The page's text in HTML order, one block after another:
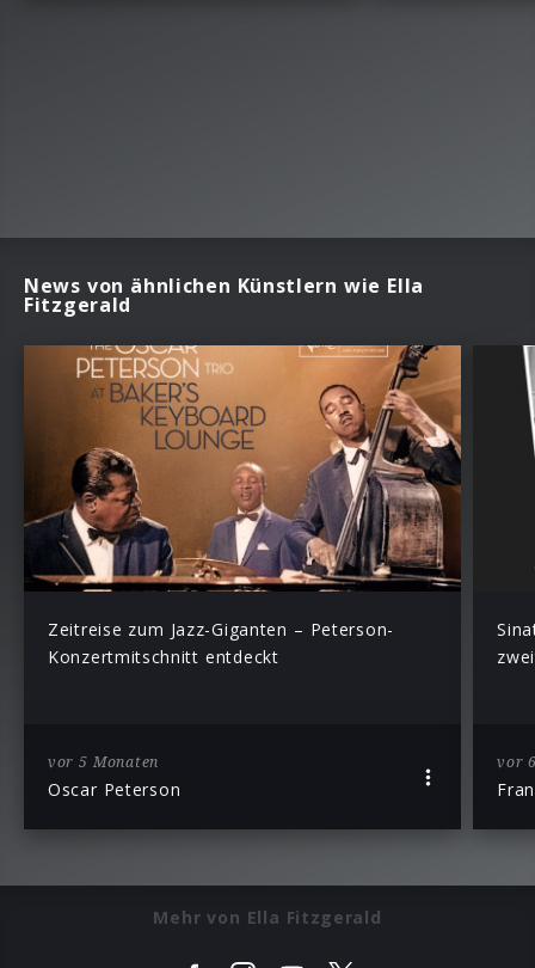
News von ähnlichen Künstlern wie Ella
Fitzgerald
Zeitreise zum Jazz-Giganten – Peterson-
Konzertmitschnitt entdeckt
vor 5 Monaten
Oscar Peterson
vor
Mehr von Ella Fitzgerald